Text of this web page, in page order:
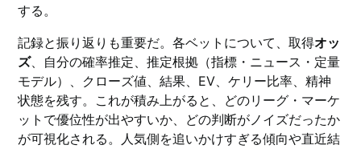
する。
記録と振り返りも重要だ。各ベットについて、取得オッ
ズ、自分の確率推定、推定根拠（指標・ニュース・定量
モデル）、クローズ値、結果、EV、ケリー比率、精神
状態を残す。これが積み上がると、どのリーグ・マーケ
ットで優位性が出やすいか、どの判断がノイズだったか
が可視化される。人気側を追いかけすぎる傾向や直近結